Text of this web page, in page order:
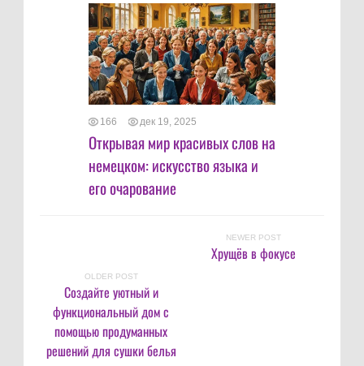
166 дек 19, 2025
Открывая мир красивых слов на
немецком: искусство языка и
его очарование
NEWER POST
Хрущёв в фокусе
OLDER POST
Создайте уютный и
функциональный дом с
помощью продуманных
решений для сушки белья